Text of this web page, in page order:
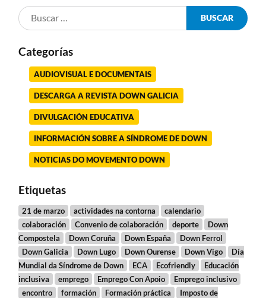
Categorías
AUDIOVISUAL E DOCUMENTAIS
DESCARGA A REVISTA DOWN GALICIA
DIVULGACIÓN EDUCATIVA
INFORMACIÓN SOBRE A SÍNDROME DE DOWN
NOTICIAS DO MOVEMENTO DOWN
Etiquetas
21 de marzo actividades na contorna
calendario
colaboración
Convenio de colaboración deporte
Down
Compostela
Down Coruña Down España
Down Ferrol
Down Galicia
Down Lugo Down Ourense Down Vigo
Día
Mundial da Síndrome de Down
ECA Ecofriendly
Educación
inclusiva
emprego Emprego Con Apoio
Emprego inclusivo
encontro
formación Formación práctica
Imposto de